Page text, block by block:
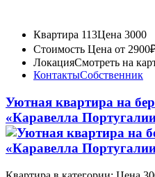
Квартира 113Цена 3000
Стоимость Цена от
ЛокацияСмотреть на
КонтактыСобственник
Уютная квартира на
«Каравелла